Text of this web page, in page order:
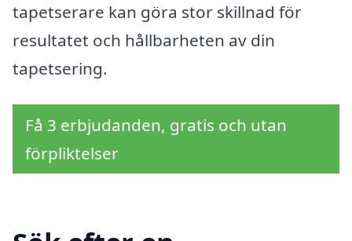
tapetserare kan göra stor skillnad för
resultatet och hållbarheten av din
tapetsering.
Få 3 erbjudanden, gratis och utan
förpliktelser